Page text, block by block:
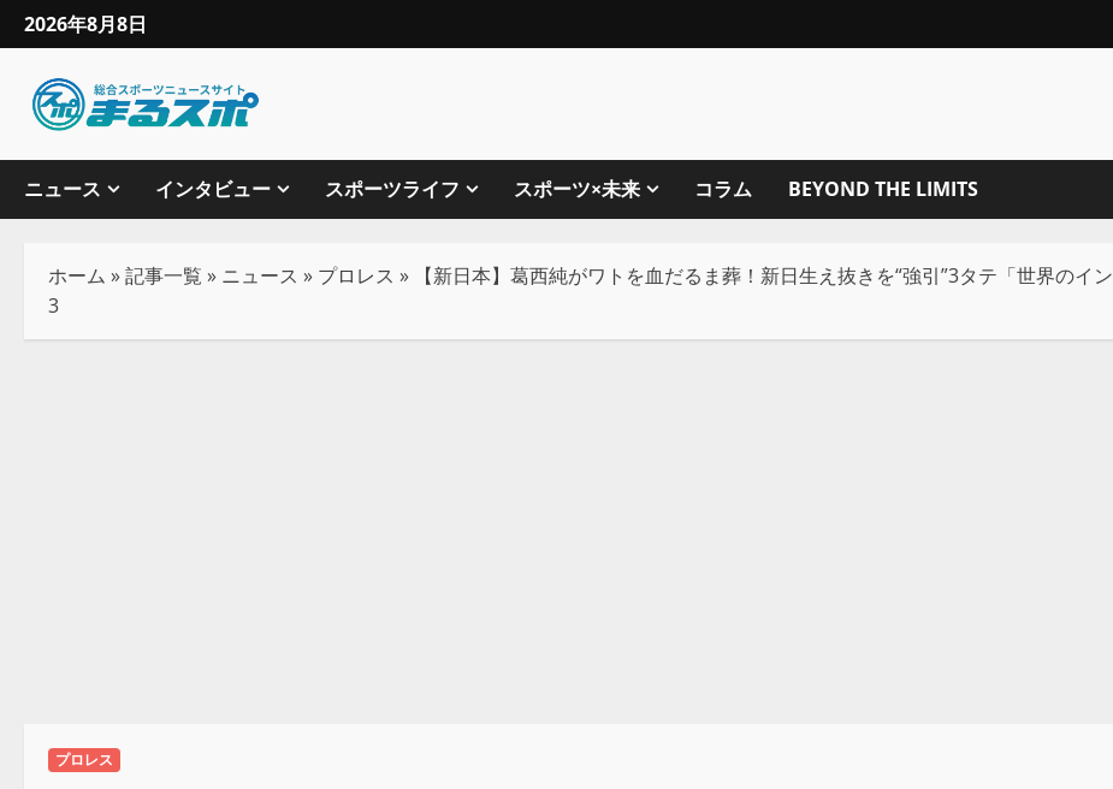
2026年8月8日
ニュース インタビュー スポーツライフ スポーツ×未来 コラム BEYOND THE LIMITS
ホーム »記事一覧 » ニュース » プロレス » 【新日本】葛西純がワトを血だるま葬！新日生え抜きを“強引”3タテ「世界のイ
3
プロレス